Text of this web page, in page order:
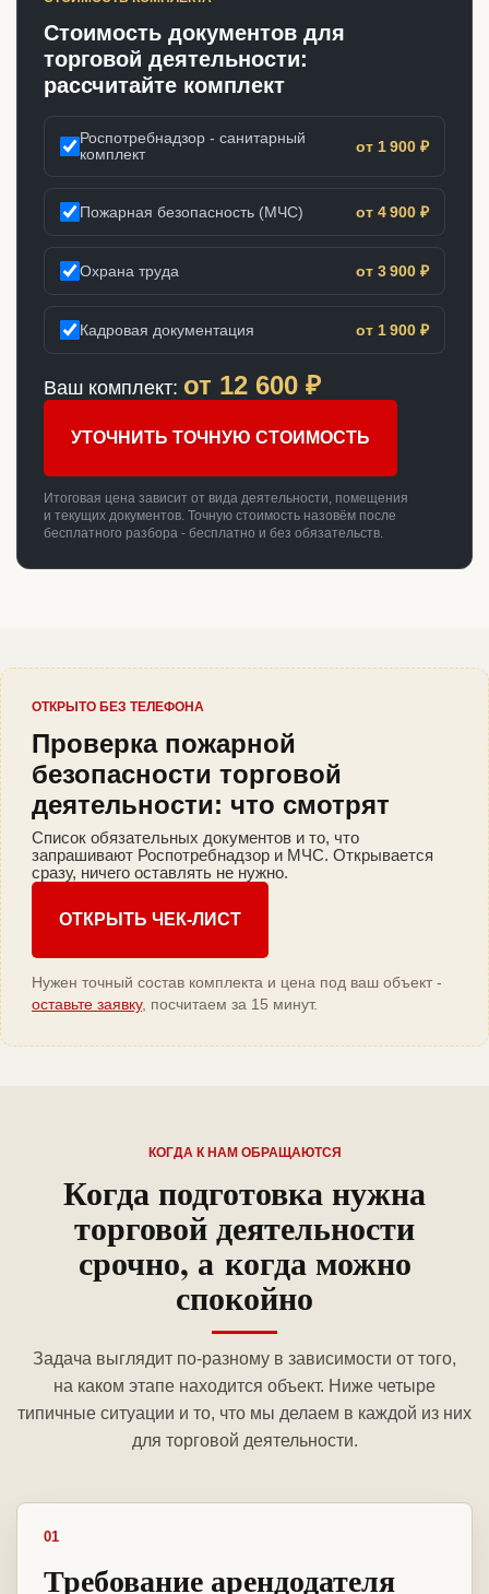
Стоимость документов для
торговой деятельности:
рассчитайте комплект
Роспотребнадзор - санитарный
комплект
от 1 900 ₽
Пожарная безопасность (МЧС) от 4 900 ₽
Охрана труда от 3 900 ₽
Кадровая документация от 1 900 ₽
Ваш комплект: от 12 600 ₽
УТОЧНИТЬ ТОЧНУЮ СТОИМОСТЬ
Итоговая цена зависит от вида деятельности, помещения
и текущих документов. Точную стоимость назовём после
бесплатного разбора - бесплатно и без обязательств.
ОТКРЫТО БЕЗ ТЕЛЕФОНА
Проверка пожарной
безопасности торговой
деятельности: что смотрят
Список обязательных документов и то, что
запрашивают Роспотребнадзор и МЧС. Открывается
сразу, ничего оставлять не нужно.
ОТКРЫТЬ ЧЕК-ЛИСТ
Нужен точный состав комплекта и цена под ваш объект -
оставьте заявку, посчитаем за 15 минут.
КОГДА К НАМ ОБРАЩАЮТСЯ
Когда подготовка нужна
торговой деятельности
срочно, а когда можно
спокойно
Задача выглядит по-разному в зависимости от того,
на каком этапе находится объект. Ниже четыре
типичные ситуации и то, что мы делаем в каждой из них
для торговой деятельности.
01
Требование арендодателя